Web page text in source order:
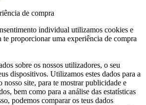
de compra
individual utilizamos cookies e
te proporcionar uma experiência de compra
sobre os nossos utilizadores, o seu
dispositivos. Utilizamos estes dados para a
nosso site, para te mostrar publicidade e
bem como para a análise das estatísticas
podemos comparar os teus dados